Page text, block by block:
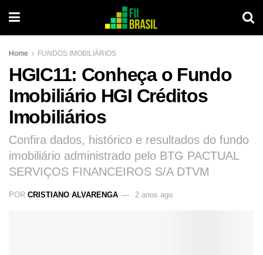
Home FUNDOS IMOBILIÁRIOS
HGIC11: Conheça o Fundo
Imobiliário HGI Créditos
Imobiliários
Confira dados, histórico e resultados do fundo
imobiliário administrado pelo BTG PACTUAL
SERVIÇOS FINANCEIROS S/A DTVM
POR CRISTIANO ALVARENGA 2 anos ago